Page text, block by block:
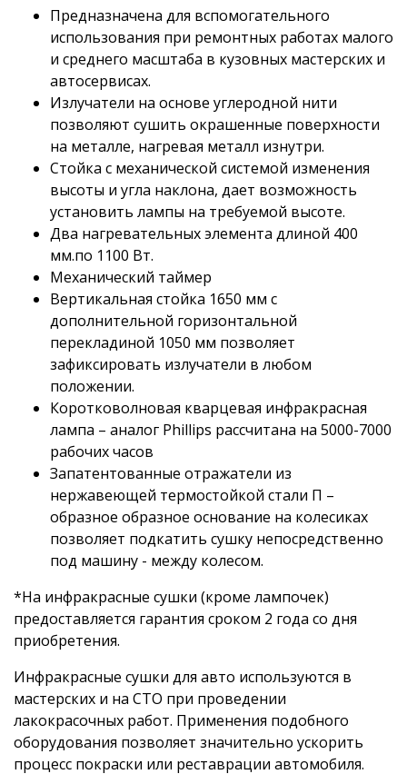
Предназначена для вспомогательного
использования при ремонтных работах малого
и среднего масштаба в кузовных мастерских и
автосервисах.
Излучатели на основе углеродной нити
позволяют сушить окрашенные поверхности
на металле, нагревая металл изнутри.
Стойка с механической системой изменения
высоты и угла наклона, дает возможность
установить лампы на требуемой высоте.
Два нагревательных элемента длиной 400
мм.по 1100 Вт.
Механический таймер
Вертикальная стойка 1650 мм с
дополнительной горизонтальной
перекладиной 1050 мм позволяет
зафиксировать излучатели в любом
положении.
Коротковолновая кварцевая инфракрасная
лампа – аналог Phillips рассчитана на 5000-7000
рабочих часов
Запатентованные отражатели из
нержавеющей термостойкой стали П –
образное образное основание на колесиках
позволяет подкатить сушку непосредственно
под машину - между колесом.
*На инфракрасные сушки (кроме лампочек)
предоставляется гарантия сроком 2 года со дня
приобретения.
Инфракрасные сушки для авто используются в
мастерских и на СТО при проведении
лакокрасочных работ. Применения подобного
оборудования позволяет значительно ускорить
процесс покраски или реставрации автомобиля.